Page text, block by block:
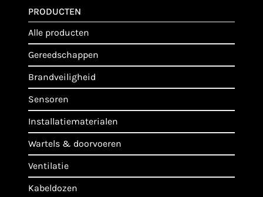
PRODUCTEN
alle producten
gereedschappen
brandveiligheid
sensoren
installatiematerialen
wartels & doorvoeren
ventilatie
kabeldozen